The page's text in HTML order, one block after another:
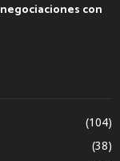
con
(104)
(38)